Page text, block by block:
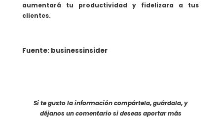
aumentará tu productividad y fidelizara a tus
clientes.
Fuente: businessinsider
Si te gusto la información compártela, guárdala, y
déjanos un comentario si deseas aportar más